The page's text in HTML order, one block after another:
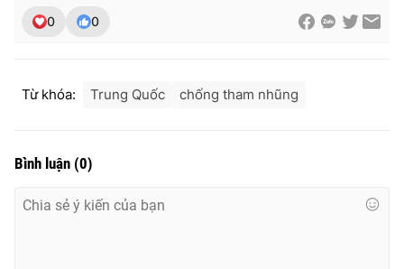
0 0
Từ khóa: Trung Quốc chống tham nhũng
Bình luận (0)